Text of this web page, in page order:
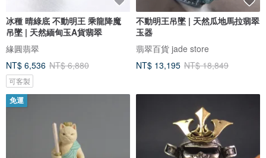
冰種 晴綠底 不動明王 乘龍降魔
吊墜 | 天然緬甸玉A貨翡翠
緣圓翡翠
NT$ 6,536 NT$ 6,880
可客製
不動明王吊墜 | 天然瓜地馬拉翡翠
玉器
翡翠百貨 jade store
NT$ 13,195 NT$ 18,849
免運